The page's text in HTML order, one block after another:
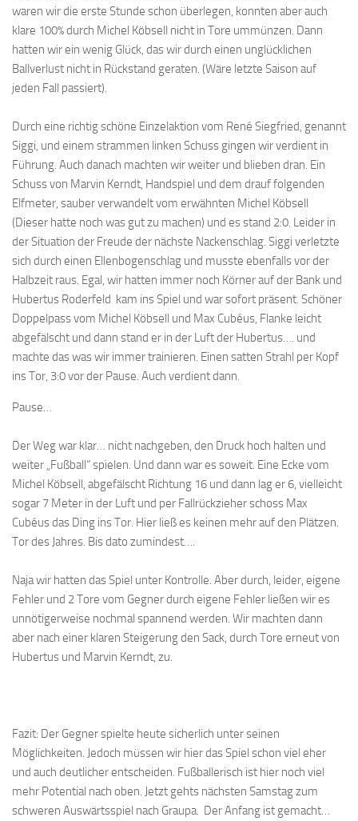
waren wir die erste Stunde schon überlegen, konnten aber auch
klare 100% durch Michel Köbsell nicht in Tore ummünzen. Dann
hatten wir ein wenig Glück, das wir durch einen unglücklichen
Ballverlust nicht in Rückstand geraten. (Wäre letzte Saison auf
jeden Fall passiert).
Durch eine richtig schöne Einzelaktion vom René Siegfried, genannt
Siggi, und einem strammen linken Schuss gingen wir verdient in
Führung. Auch danach machten wir weiter und blieben dran. Ein
Schuss von Marvin Kerndt, Handspiel und dem drauf folgenden
Elfmeter, sauber verwandelt vom erwähnten Michel Köbsell
(Dieser hatte noch was gut zu machen) und es stand 2:0. Leider in
der Situation der Freude der nächste Nackenschlag. Siggi verletzte
sich durch einen Ellenbogenschlag und musste ebenfalls vor der
Halbzeit raus. Egal, wir hatten immer noch Körner auf der Bank und
Hubertus Roderfeld kam ins Spiel und war sofort präsent. Schöner
Doppelpass vom Michel Köbsell und Max Cubéus, Flanke leicht
abgefälscht und dann stand er in der Luft der Hubertus…. und
machte das was wir immer trainieren. Einen satten Strahl per Kopf
ins Tor, 3:0 vor der Pause. Auch verdient dann.
Pause…
Der Weg war klar… nicht nachgeben, den Druck hoch halten und
weiter „Fußball“ spielen. Und dann war es soweit. Eine Ecke vom
Michel Köbsell, abgefälscht Richtung 16 und dann lag er 6, vielleicht
sogar 7 Meter in der Luft und per Fallrückzieher schoss Max
Cubéus das Ding ins Tor. Hier ließ es keinen mehr auf den Plätzen.
Tor des Jahres. Bis dato zumindest….
Naja wir hatten das Spiel unter Kontrolle. Aber durch, leider, eigene
Fehler und 2 Tore vom Gegner durch eigene Fehler ließen wir es
unnötigerweise nochmal spannend werden. Wir machten dann
aber nach einer klaren Steigerung den Sack, durch Tore erneut von
Hubertus und Marvin Kerndt, zu.
Fazit: Der Gegner spielte heute sicherlich unter seinen
Möglichkeiten. Jedoch müssen wir hier das Spiel schon viel eher
und auch deutlicher entscheiden. Fußballerisch ist hier noch viel
mehr Potential nach oben. Jetzt gehts nächsten Samstag zum
schweren Auswärtsspiel nach Graupa. Der Anfang ist gemacht…